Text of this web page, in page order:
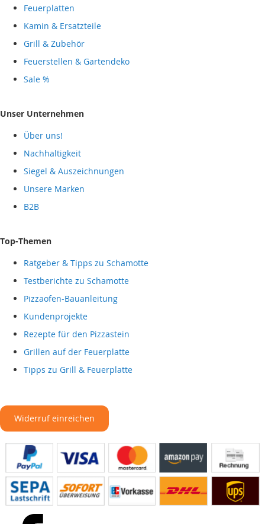
Feuerplatten
Kamin & Ersatzteile
Grill & Zubehör
Feuerstellen & Gartendeko
Sale %
Unser Unternehmen
Über uns!
Nachhaltigkeit
Siegel & Auszeichnungen
Unsere Marken
B2B
Top-Themen
Ratgeber & Tipps zu Schamotte
Testberichte zu Schamotte
Pizzaofen-Bauanleitung
Kundenprojekte
Rezepte für den Pizzastein
Grillen auf der Feuerplatte
Tipps zu Grill & Feuerplatte
Widerruf einreichen